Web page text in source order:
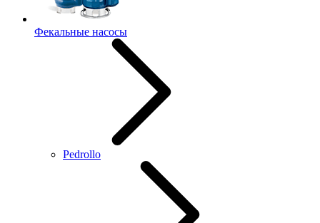
Фекальные насосы
Pedrollo